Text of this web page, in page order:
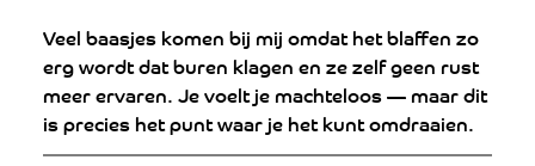
Veel baasjes komen bij mij omdat het blaffen zo
erg wordt dat buren klagen en ze zelf geen rust
meer ervaren. Je voelt je machteloos — maar dit
is precies het punt waar je het kunt omdraaien.